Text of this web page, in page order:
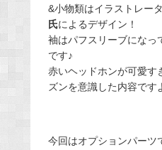
&小物類はイラストレー
氏によるデザイン！
袖はパフスリーブになっ
です♪
赤いヘッドホンが可愛
ズンを意識した内容です
今回はオプションパーツ